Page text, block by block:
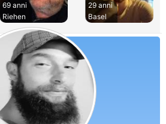
69 anni
Riehen
29 anni
Basel